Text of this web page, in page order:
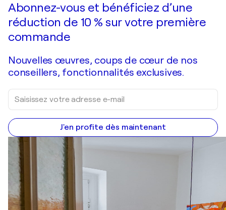
Abonnez-vous et bénéficiez d’une
réduction de 10 % sur votre première
commande
Nouvelles œuvres, coups de cœur de nos
conseillers, fonctionnalités exclusives.
J'en profite dès maintenant